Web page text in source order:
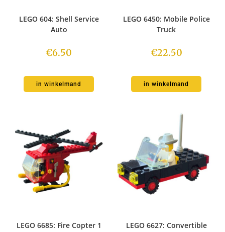
LEGO 604: Shell Service
Auto
€6.50
in winkelmand
LEGO 6450: Mobile Police
Truck
€22.50
in winkelmand
LEGO 6685: Fire Copter 1 LEGO 6627: Convertible